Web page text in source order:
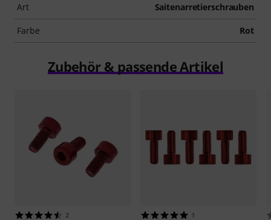
Art Saitenarretierschrauben
Farbe Rot
Zubehör & passende Artikel
2 1